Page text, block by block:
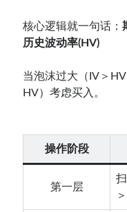
核心逻辑就一句话：
历史波动率(HV)
当泡沫过大（IV＞
HV）考虑买入。
操作阶段
第一层